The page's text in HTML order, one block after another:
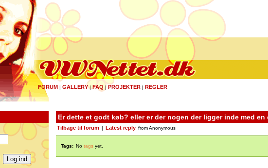
FORUM | GALLERY|FAQ | PROJEKTER | REGLER
Er dette et godt køb? eller er der nogen der ligger inde med
Tilbage til forum Latest reply from Anonymous
Tags: No tags yet.